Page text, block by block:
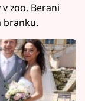
zoo. Berani
branku.